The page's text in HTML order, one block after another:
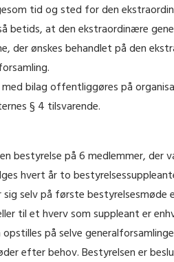
tid og sted for den
betids, at den ekstraordinære
der ønskes behandlet på den
bilag offentliggøres på
§ 4 tilsvarende.
bestyrelse på 6 medlemmer,
hvert år to
selv på første
til et hverv som suppleant er
på selve
efter behov. Bestyrelsen er